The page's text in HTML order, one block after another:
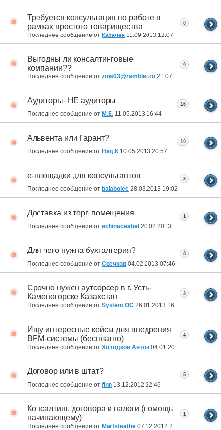
Требуется консультация по работе в
рамках простого товарищества
Последнее сообщение от Казачёк 11.09.2013 12:07
0
Выгодны ли консалтинговые
компании??
Последнее сообщение от zms03@rambler.ru 21.07.2013
0
Аудиторы- НЕ аудиторы
Последнее сообщение от М.Е. 11.05.2013 16:44
16
Альвента или Гарант?
Последнее сообщение от Над.К 10.05.2013 20:57
10
е-площадки для консультантов
Последнее сообщение от balabolec 28.03.2013 19:02
3
Доставка из торг. помещения
Последнее сообщение от echinaceabel 20.02.2013 04:25
1
Для чего нужна бухгалтерия?
Последнее сообщение от Свечков 04.02.2013 07:46
8
Срочно нужен аутсорсер в г. Усть-
Каменогорске Казахстан
Последнее сообщение от System OC 26.01.2013 16:51
3
Ищу интересные кейсы для внедрения
BPM-системы (бесплатно)
Последнее сообщение от Холодков Антон 04.01.2013
4
Договор или в штат?
Последнее сообщение от finn 13.12.2012 22:46
5
Консалтинг, договора и налоги (помощь
начинающему)
Последнее сообщение от Marfsteathe 07.12.2012 20:50
1